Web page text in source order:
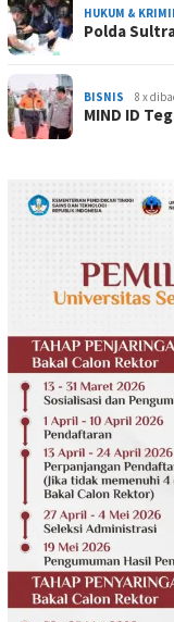
HUKUM &
Polda
BISNIS 8 x
MIND ID